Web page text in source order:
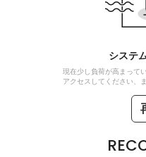
システ
現在少し負荷が高まって
アクセスしてください、